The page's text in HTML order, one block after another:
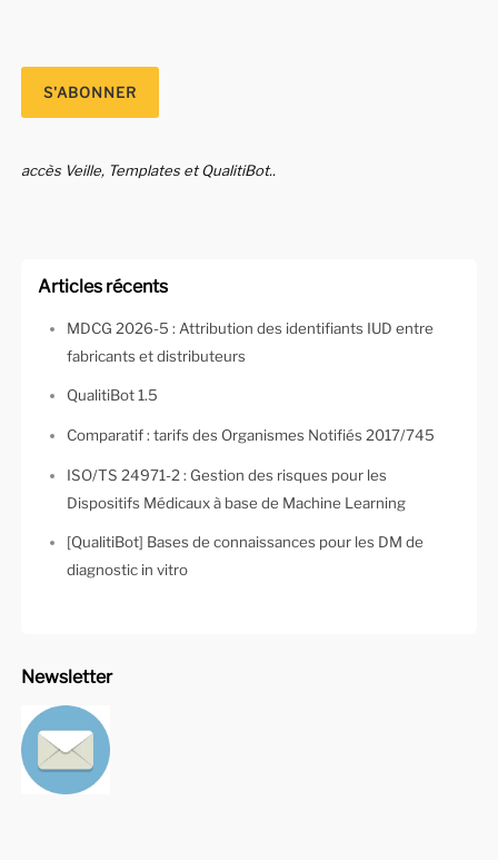
accès Veille, Templates et QualitiBot..
Articles récents
MDCG 2026-5 : Attribution des identifiants IUD entre
fabricants et distributeurs
QualitiBot 1.5
Comparatif : tarifs des Organismes Notifiés 2017/745
ISO/TS 24971-2 : Gestion des risques pour les
Dispositifs Médicaux à base de Machine Learning
[QualitiBot] Bases de connaissances pour les DM de
diagnostic in vitro
Newsletter